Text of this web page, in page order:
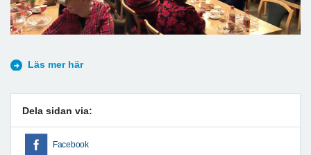
Läs mer här
Dela sidan via:
Facebook